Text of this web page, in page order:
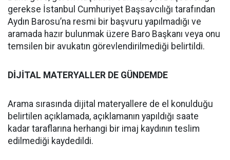
gerekse İstanbul Cumhuriyet Başsavcılığı tarafından
Aydın Barosu’na resmi bir başvuru yapılmadığı ve
aramada hazır bulunmak üzere Baro Başkanı veya onu
temsilen bir avukatın görevlendirilmediği belirtildi.
DİJİTAL MATERYALLER DE GÜNDEMDE
Arama sırasında dijital materyallere de el konulduğu
belirtilen açıklamada, açıklamanın yapıldığı saate
kadar taraflarına herhangi bir imaj kaydının teslim
edilmediği kaydedildi.